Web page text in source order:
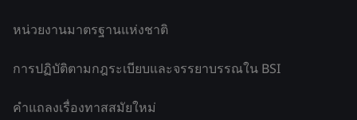
หน่วยงานมาตรฐานแห่งชาติ
การปฏิบัติตามกฎระเบียบและจรรยาบรรณใน BSI
คำแถลงเรื่องทาสสมัยใหม่